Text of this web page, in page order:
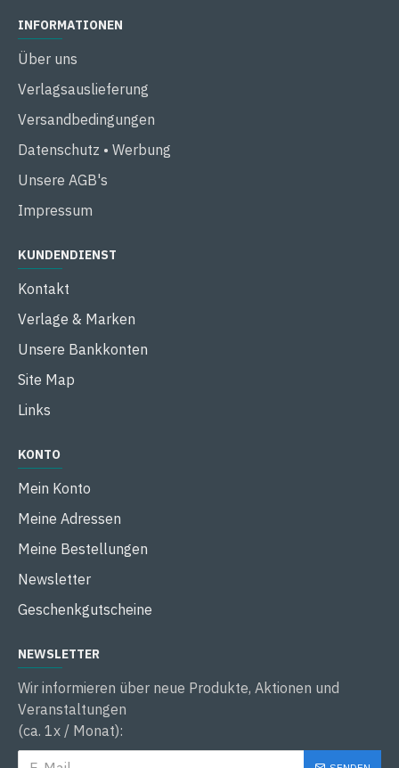
INFORMATIONEN
Über uns
Verlagsauslieferung
Versandbedingungen
Datenschutz • Werbung
Unsere AGB's
Impressum
KUNDENDIENST
Kontakt
Verlage & Marken
Unsere Bankkonten
Site Map
Links
KONTO
Mein Konto
Meine Adressen
Meine Bestellungen
Newsletter
Geschenkgutscheine
NEWSLETTER
Wir informieren über neue Produkte, Aktionen und
Veranstaltungen
(ca. 1x / Monat):